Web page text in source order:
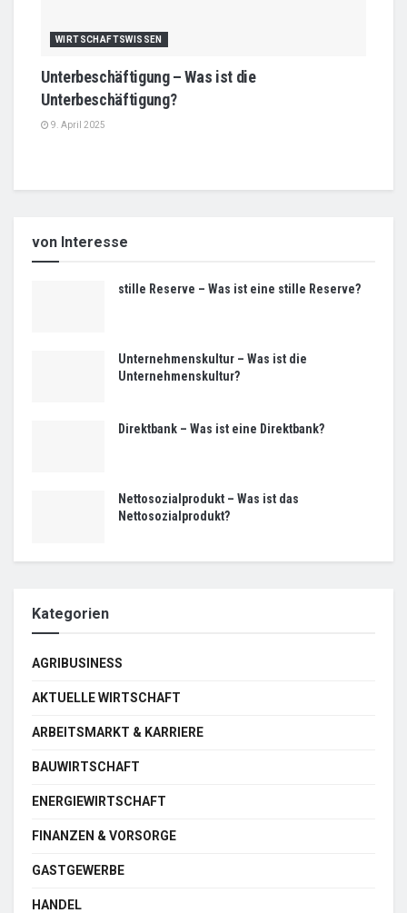
WIRTSCHAFTSWISSEN
Unterbeschäftigung – Was ist die
Unterbeschäftigung?
9. April 2025
von Interesse
stille Reserve – Was ist eine stille Reserve?
Unternehmenskultur – Was ist die
Unternehmenskultur?
Direktbank – Was ist eine Direktbank?
Nettosozialprodukt – Was ist das
Nettosozialprodukt?
Kategorien
AGRIBUSINESS
AKTUELLE WIRTSCHAFT
ARBEITSMARKT & KARRIERE
BAUWIRTSCHAFT
ENERGIEWIRTSCHAFT
FINANZEN & VORSORGE
GASTGEWERBE
HANDEL